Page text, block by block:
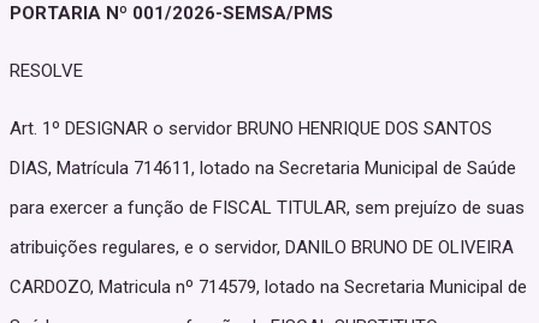
PORTARIA Nº 001/2026-SEMSA/PMS
RESOLVE
Art. 1º DESIGNAR o servidor BRUNO HENRIQUE DOS SANTOS
DIAS, Matrícula 714611, lotado na Secretaria Municipal de Saúde
para exercer a função de FISCAL TITULAR, sem prejuízo de suas
atribuições regulares, e o servidor, DANILO BRUNO DE OLIVEIRA
CARDOZO, Matricula nº 714579, lotado na Secretaria Municipal de